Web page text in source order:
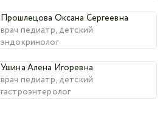
Прошлецова Оксана Сергеевна
врач педиатр, детский
эндокринолог
Ушина Алена Игоревна
врач педиатр, детский
гастроэнтеролог